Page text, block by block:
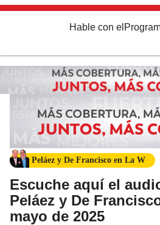
Hable con el
Peláez y De Francisco en La W
Escuche aquí el
Peláez y De
mayo de 2025